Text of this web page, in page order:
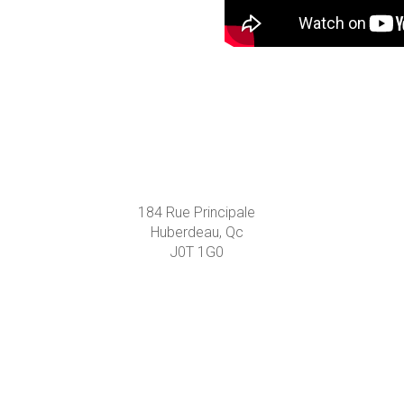
184 Rue Principale
Huberdeau, Qc
J0T 1G0